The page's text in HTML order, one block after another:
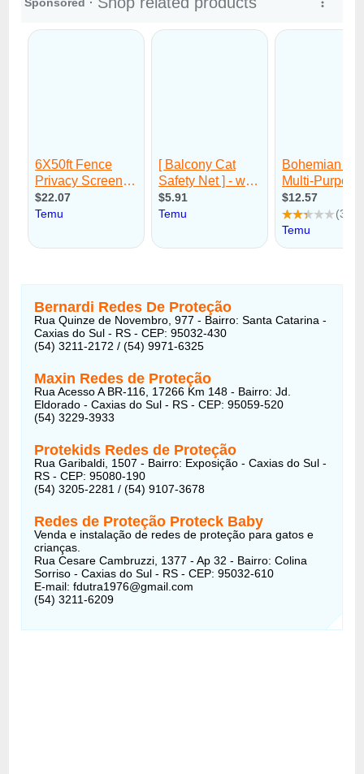
Bernardi Redes De Proteção
Rua Quinze de Novembro, 977 - Bairro: Santa Catarina -
Caxias do Sul - RS - CEP: 95032-430
(54) 3211-2172 / (54) 9971-6325
Maxin Redes de Proteção
Rua Acesso A BR-116, 17266 Km 148 - Bairro: Jd.
Eldorado - Caxias do Sul - RS - CEP: 95059-520
(54) 3229-3933
Protekids Redes de Proteção
Rua Garibaldi, 1507 - Bairro: Exposição - Caxias do Sul -
RS - CEP: 95080-190
(54) 3205-2281 / (54) 9107-3678
Redes de Proteção Proteck Baby
Venda e instalação de redes de proteção para gatos e
crianças.
Rua Cesare Cambruzzi, 1377 - Ap 32 - Bairro: Colina
Sorriso - Caxias do Sul - RS - CEP: 95032-610
E-mail: fdutra1976@gmail.com
(54) 3211-6209